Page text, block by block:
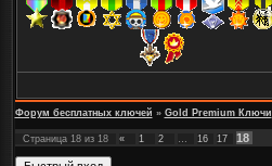
Форум бесплатных ключей » Gold Premium Ключи
Страница 18из 18 « 1 2 … 16 17 18